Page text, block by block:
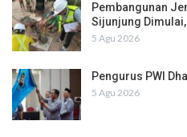
Pembangunan
Sijunjung
5 Agu 2026
Pengurus PWI
5 Agu 2026